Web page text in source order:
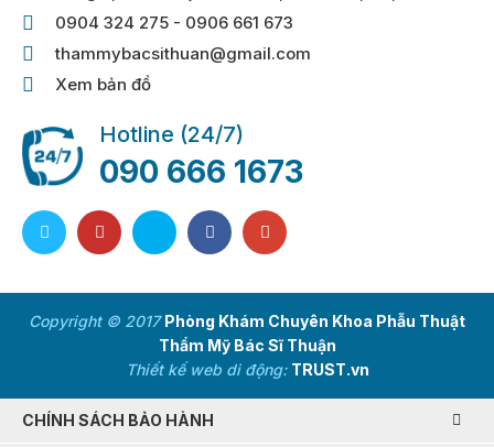
0904 324 275 - 0906 661 673
thammybacsithuan@gmail.com
Xem bản đồ
Hotline (24/7)
090 666 1673
Copyright © 2017Phòng Khám Chuyên Khoa Phẫu Thuật
Thẩm Mỹ Bác Sĩ Thuận
Thiết kế web di động: TRUST.vn
CHÍNH SÁCH BẢO HÀNH